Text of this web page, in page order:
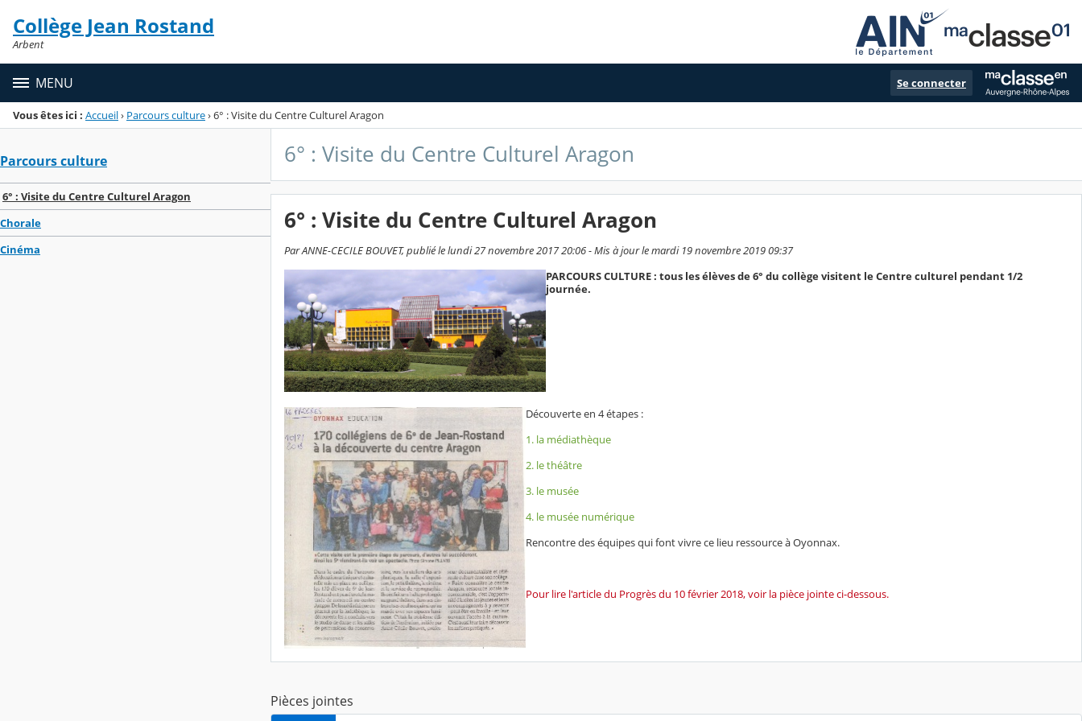
Menu de la rubrique
Contenu
Collège Jean Rostand
Arbent
MENU Se connecter
Vous êtes ici : Accueil› Parcours culture›6° : Visite du Centre Culturel Aragon
Parcours culture
6° : Visite du Centre Culturel Aragon
Chorale
Cinéma
6° : Visite du Centre Culturel Aragon
6° : Visite du Centre Culturel Aragon
Par ANNE-CECILE BOUVET, publié le lundi 27 novembre 2017 20:06 - Mis à jour le mardi 19 novembre 2019 09:37
PARCOURS CULTURE : tous les élèves de 6° du collège visitent le Centre culturel pendant 1/2
journée.
Découverte en 4 étapes :
1. la médiathèque
2. le théâtre
3. le musée
4. le musée numérique
Rencontre des équipes qui font vivre ce lieu ressource à Oyonnax.
Pour lire l'article du Progrès du 10 février 2018, voir la pièce jointe ci-dessous.
Pièces jointes